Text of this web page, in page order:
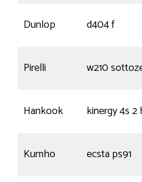
Dunlop d404 f
Pirelli w210
Hankook kinergy 4s
Kumho ecsta ps91